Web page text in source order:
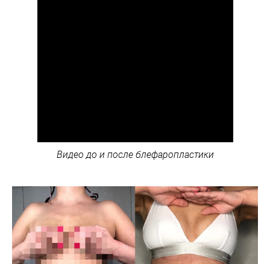
Видео до и после блефаропластики